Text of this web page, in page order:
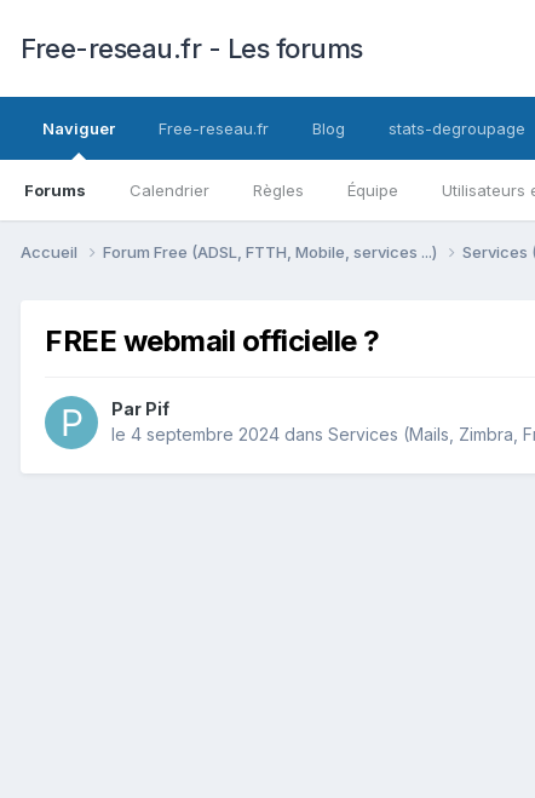
Free-reseau.fr - Les forums
Naviguer
Forums Calendrier Règles Équipe Utilisateurs
Free-reseau.fr Blog stats-degroupage
Accueil Forum Free (ADSL, FTTH, Mobile, services ...) Services
FREE webmail officielle ?
Par Pif
le 4 septembre 2024 dans Services (Mails, Zimbra,